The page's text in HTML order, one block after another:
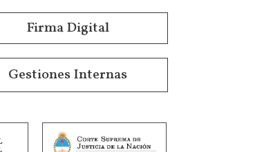
Firma Digital
Gestiones Internas